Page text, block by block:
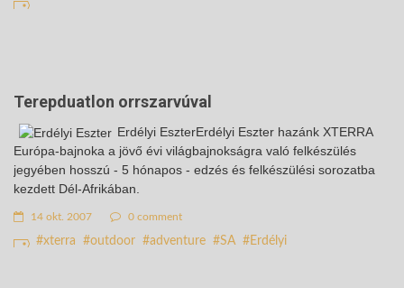
Terepduatlon orrszarvúval
Erdélyi EszterErdélyi Eszter hazánk XTERRA
Európa-bajnoka a jövő évi világbajnokságra való felkészülés
jegyében hosszú - 5 hónapos - edzés és felkészülési sorozatba
kezdett Dél-Afrikában.
14 okt. 2007 0 comment
xterra outdoor adventure SA Erdélyi